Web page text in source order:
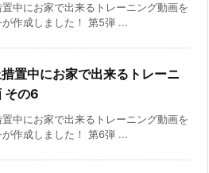
中にお家で出来るトレーニング動画を
作成しました！ 第5弾 ...
置中にお家で出来るトレーニ
その6
中にお家で出来るトレーニング動画を
作成しました！ 第6弾 ...